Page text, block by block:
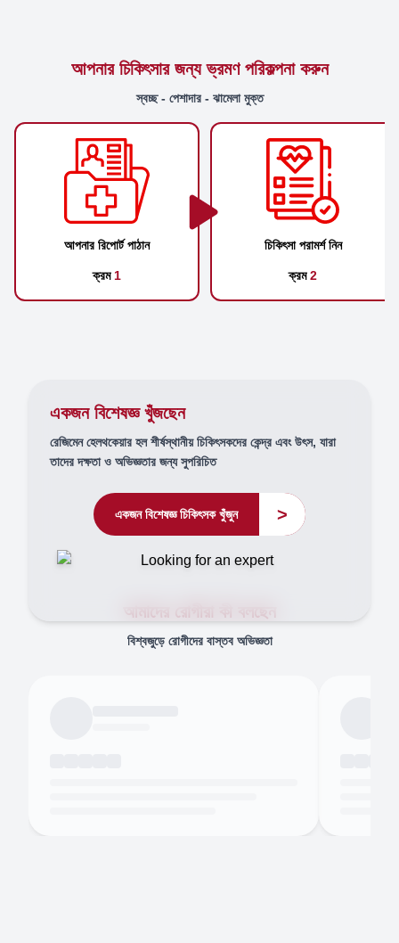
আপনার চিকিৎসার জন্য ভ্রমণ পরিকল্পনা করুন
স্বচ্ছ - পেশাদার - ঝামেলা মুক্ত
আপনার রিপোর্ট পাঠান
ক্রম 1
চিকিৎসা পরামর্শ নিন
ক্রম2
একজন বিশেষজ্ঞ খুঁজছেন
রেজিমেন হেলথকেয়ার হল শীর্ষস্থানীয় চিকিৎসকদের কেন্দ্র এবং উৎস, যারা
তাদের দক্ষতা ও অভিজ্ঞতার জন্য সুপরিচিত
একজন বিশেষজ্ঞ চিকিৎসক খুঁজুন >
আমাদের রোগীরা কী বলছেন
বিশ্বজুড়ে রোগীদের বাস্তব অভিজ্ঞতা